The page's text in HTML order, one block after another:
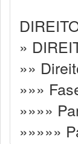
»
»»
»»»
»»»»
»»»»»